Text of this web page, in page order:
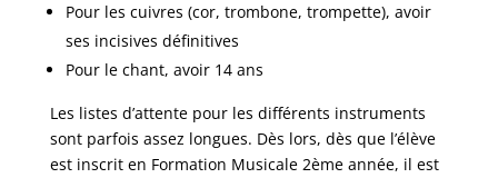
Pour les cuivres (cor, trombone, trompette), avoir
ses incisives définitives
Pour le chant, avoir 14 ans
Les listes d’attente pour les différents instruments
sont parfois assez longues. Dès lors, dès que l’élève
est inscrit en Formation Musicale 2ème année, il est